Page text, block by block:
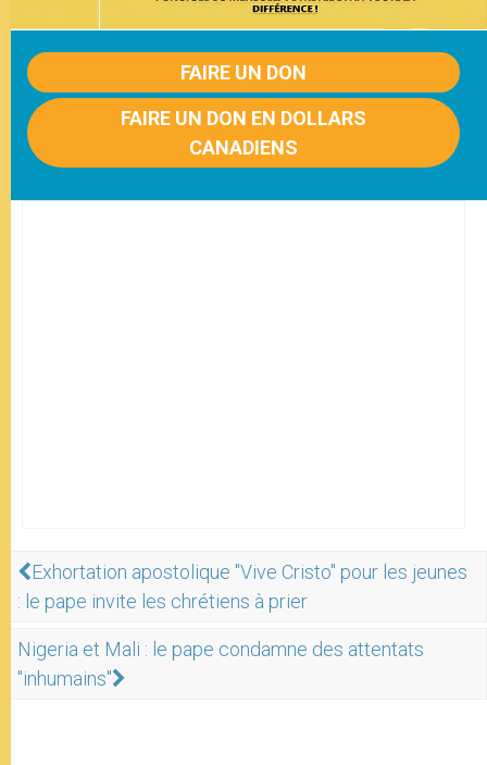
FAIRE UN DON
FAIRE UN DON EN DOLLARS
CANADIENS
Exhortation apostolique "Vive Cristo" pour les jeunes
: le pape invite les chrétiens à prier
Nigeria et Mali : le pape condamne des attentats
"inhumains"